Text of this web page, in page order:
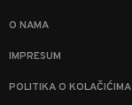
O NAMA
IMPRESUM
POLITIKA O KOLAČIĆIMA